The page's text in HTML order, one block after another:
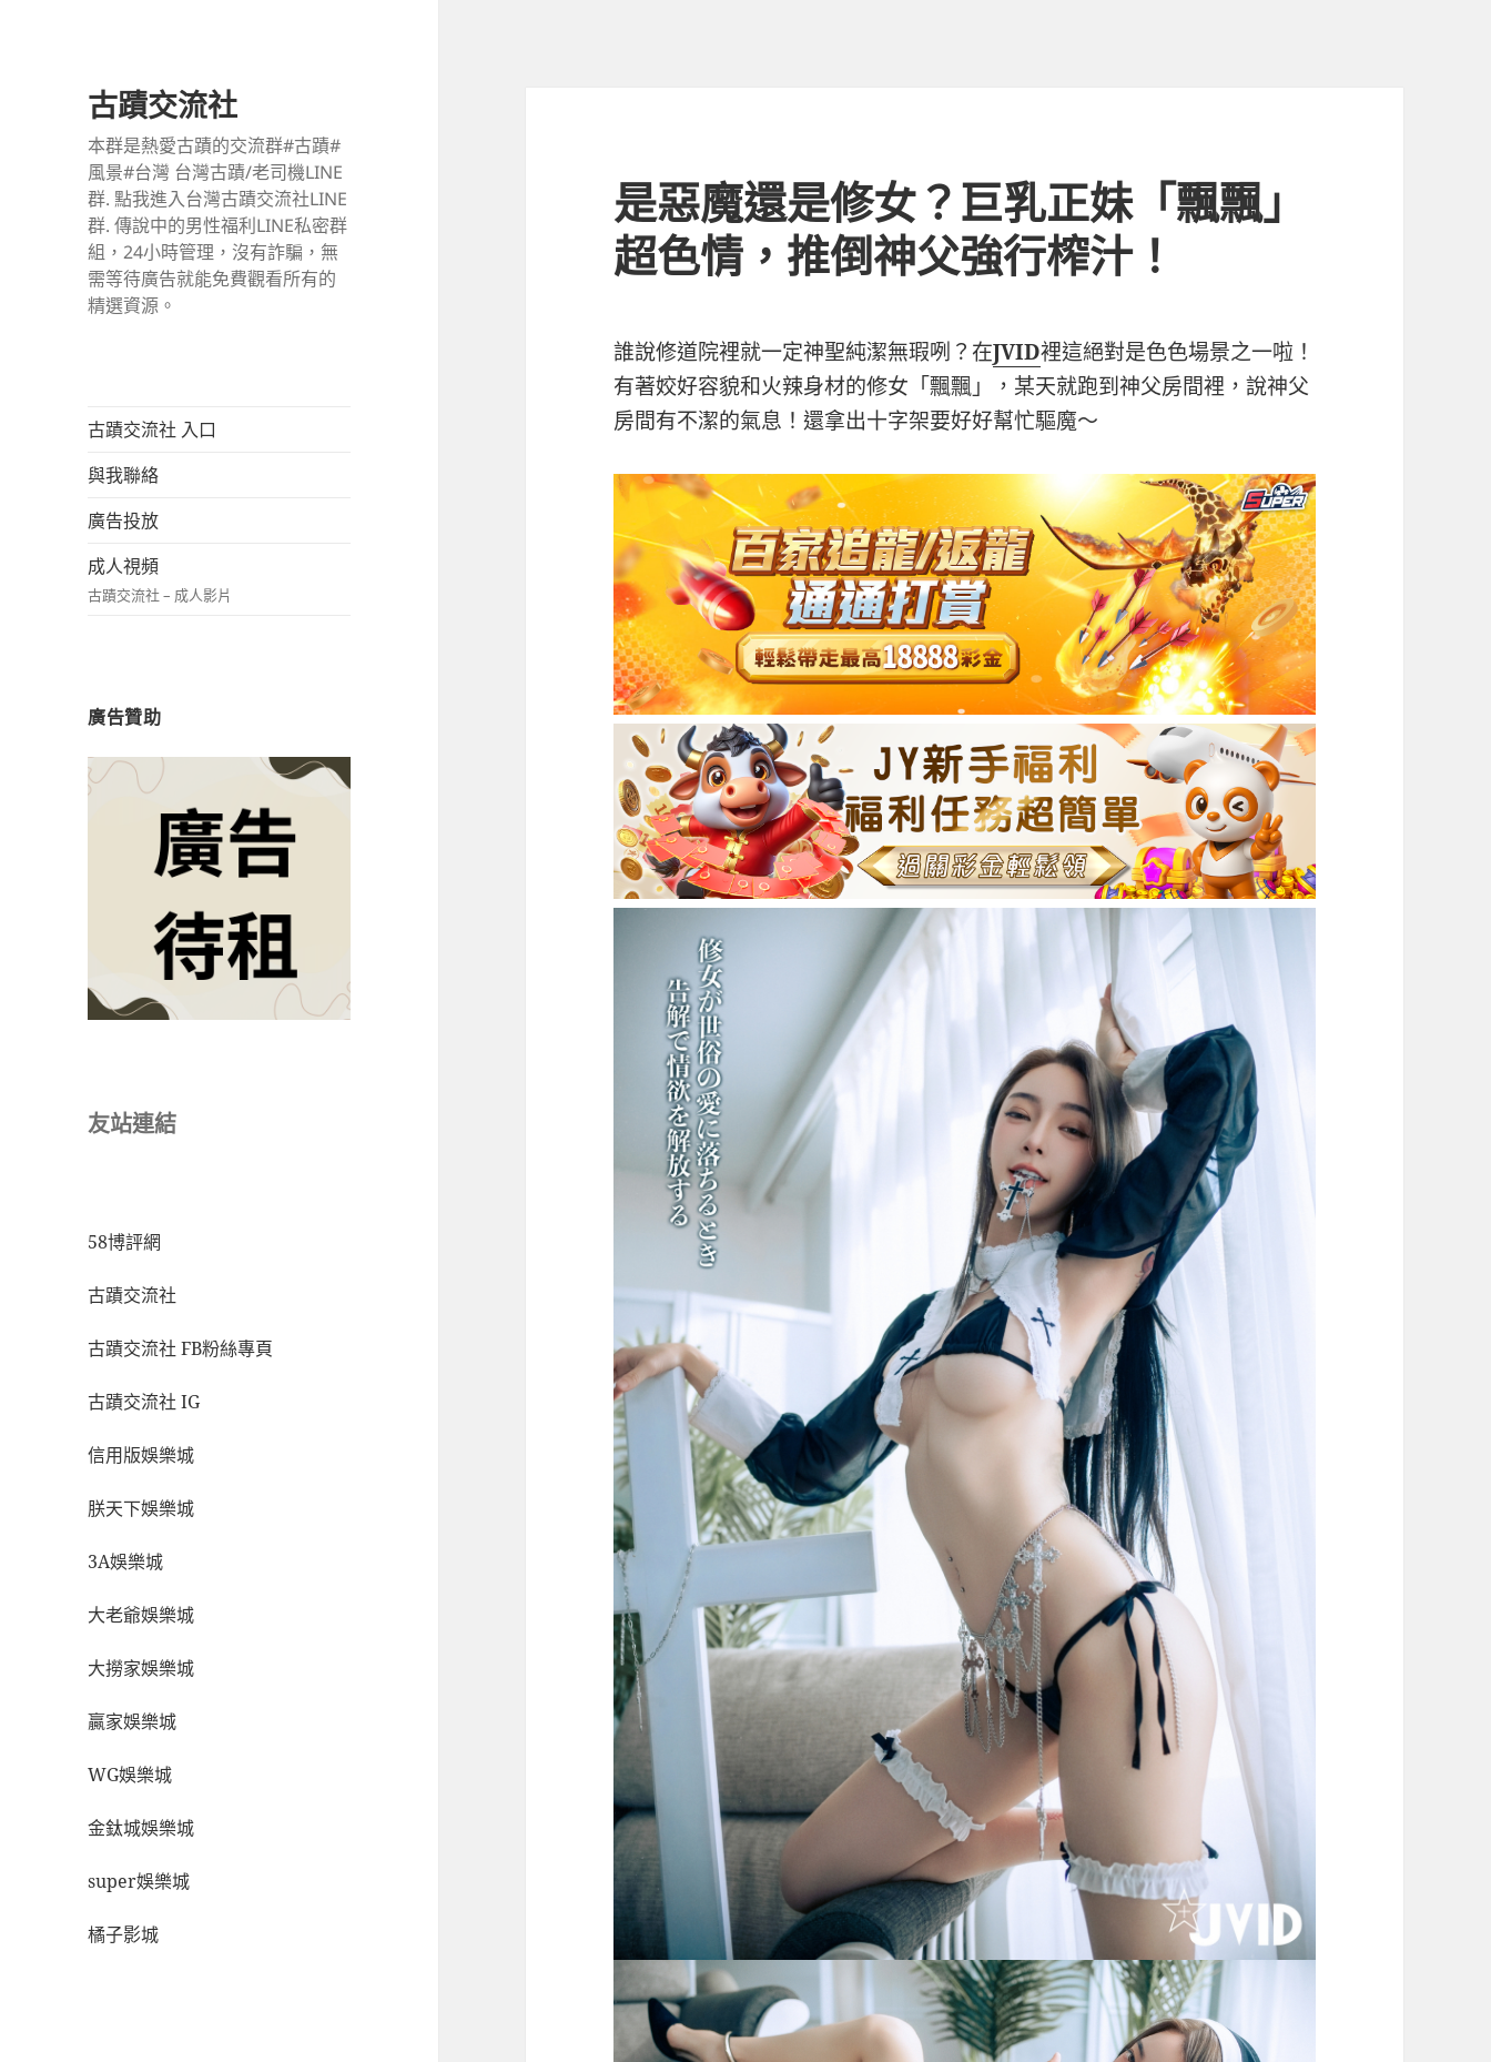
古蹟交流社
本群是熱愛古蹟的交流群#古蹟#
風景#台灣 台灣古蹟/老司機LINE
群. 點我進入台灣古蹟交流社LINE
群. 傳說中的男性福利LINE私密群
組，24小時管理，沒有詐騙，無
需等待廣告就能免費觀看所有的
精選資源。
古蹟交流社 入口
與我聯絡
廣告投放
成人視頻
古蹟交流社 – 成人影片
廣告贊助
友站連結
58博評網
古蹟交流社
古蹟交流社 FB粉絲專頁
古蹟交流社 IG
信用版娛樂城
朕天下娛樂城
3A娛樂城
大老爺娛樂城
大撈家娛樂城
贏家娛樂城
WG娛樂城
金鈦城娛樂城
super娛樂城
橘子影城
是惡魔還是修女？巨乳正妹「飄飄」
超色情，推倒神父強行榨汁！
誰說修道院裡就一定神聖純潔無瑕咧？在JVID裡這絕對是色色場景之一啦！
有著姣好容貌和火辣身材的修女「飄飄」，某天就跑到神父房間裡，說神父
房間有不潔的氣息！還拿出十字架要好好幫忙驅魔～